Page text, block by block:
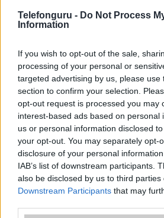
Telefonguru - Do Not Process
Information
If you wish to opt-out of the sale,
processing of your personal or
targeted advertising by us, please use
section to confirm your selection.
opt-out request is processed you may
interest-based ads based on personal
us or personal information disclosed
your opt-out. You may separately opt-
disclosure of your personal
IAB’s list of downstream participants.
also be disclosed by us to third parties
Downstream Participants that may
Típus Li-
Beszélgetési idő h /
Gyorstöltés
5
ALKALMAZÁSOK ÉS
Nincs
Flash/Ujjlenyomat olvasó Nincs
SNS integráció van
Organizer van
T9 szótár Van